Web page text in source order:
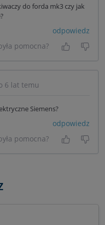
do forda mk3 czy jak
odpowiedz
pomocna?
Tak, była
Nie
6 lat temu
Siemens?
odpowiedz
pomocna?
Tak, była
Nie